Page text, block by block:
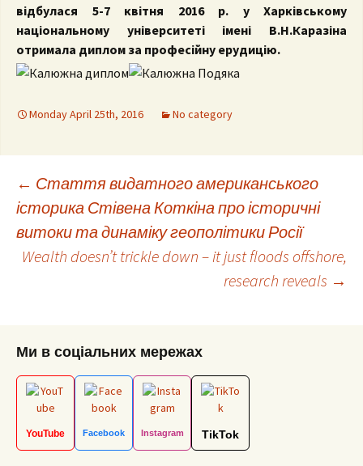
відбулася 5-7 квітня 2016 р. у Харківському
національному університеті імені В.Н.Каразіна
отримала диплом за професійну ерудицію.
Monday April 25th, 2016 No category
Post
navigation
← Стаття видатного американського
історика Стівена Коткіна про історичні
витоки та динаміку геополітики Росії
Wealth doesn’t trickle down – it just floods offshore,
research reveals →
Ми в соціальних мережах
YouTube Facebook Instagram TikTok